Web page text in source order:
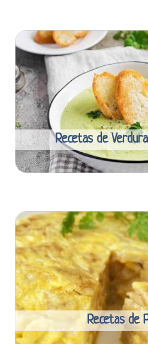
Recetas de
Recetas de